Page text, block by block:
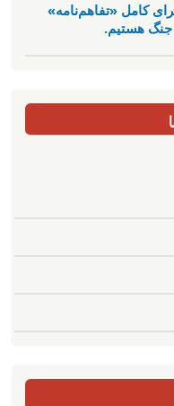
کامل «تفاهم‌نامه»
هستیم.